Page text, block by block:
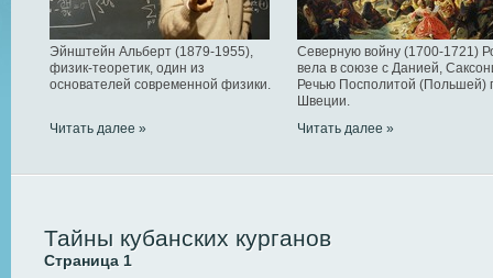
Эйнштейн Альберт (1879-1955),
физик-теоретик, один из
основателей современной физики.
Читать далее »
Северную войну (1700-1721)
вела в союзе с Данией,
Речью Посполитой (Польшей)
Швеции.
Читать далее »
Тайны кубанских курганов
Страница 1